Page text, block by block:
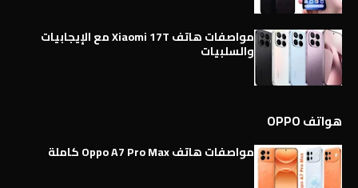
مواصفات هاتف Xiaomi 17T مع الإيجابيات
والسلبيات
هواتف OPPO
مواصفات هاتف Oppo A7 Pro Max كاملة